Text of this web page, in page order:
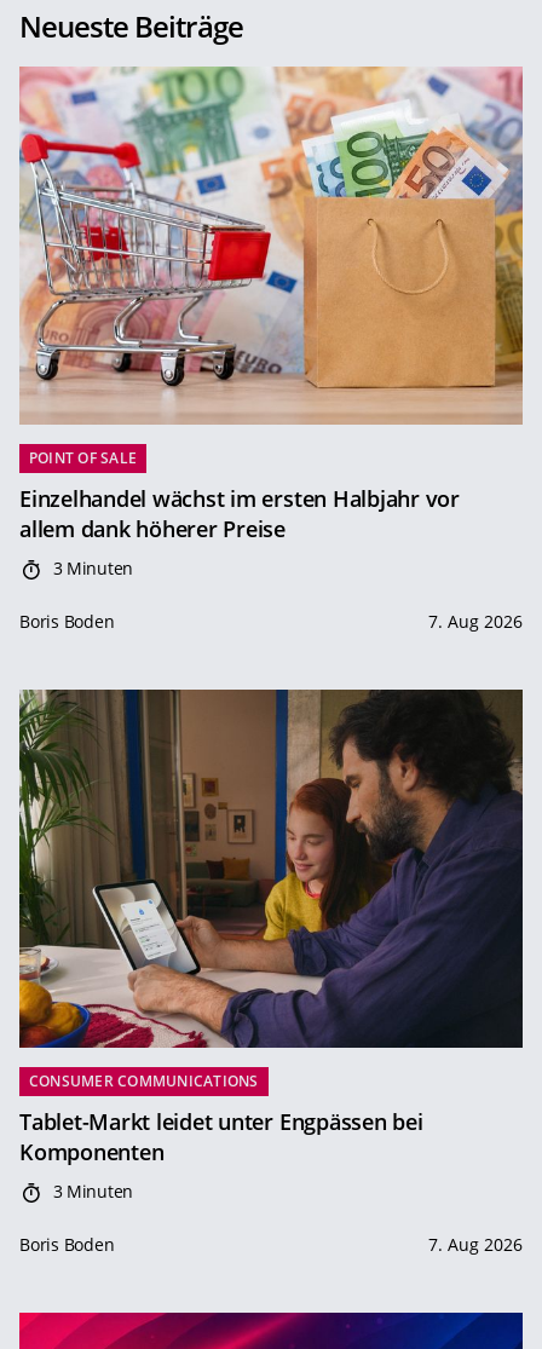
Neueste Beiträge
POINT OF SALE
Einzelhandel wächst im ersten Halbjahr vor
allem dank höherer Preise
3 Minuten
Boris Boden 7. Aug 2026
CONSUMER COMMUNICATIONS
Tablet-Markt leidet unter Engpässen bei
Komponenten
3 Minuten
Boris Boden 7. Aug 2026